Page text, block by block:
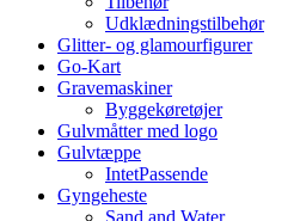
Udklædningstilbehør
Glitter- og glamourfigurer
Go-Kart
Gravemaskiner
Byggekøretøjer
Gulvmåtter med logo
Gulvtæppe
IntetPassende
Gyngeheste
Sand and Water